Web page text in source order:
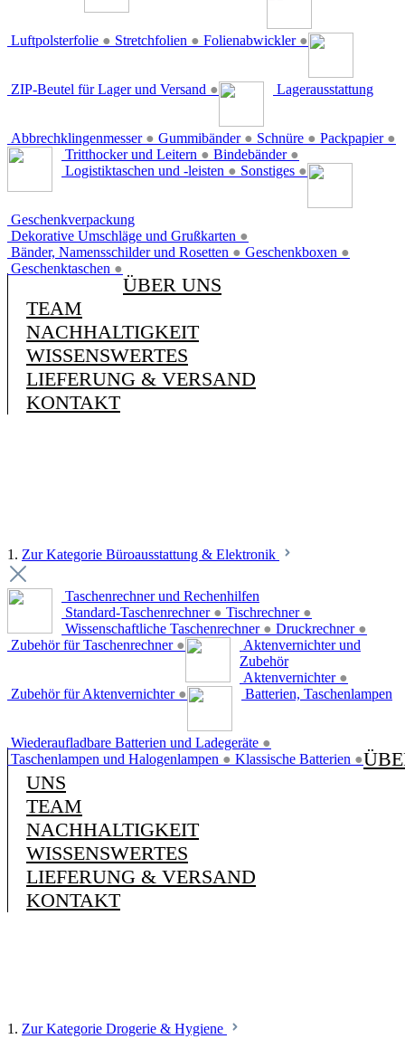
Luftpolsterfolie ● Stretchfolien ● Folienabwickler ●
ZIP-Beutel für Lager und Versand ●
Abbrechklingenmesser ● Gummibänder ● Schnüre ● Packpapier ●
Lagerausstattung
Tritthocker und Leitern ● Bindebänder ●
Logistiktaschen und -leisten ● Sonstiges ●
Geschenkverpackung
Dekorative Umschläge und Grußkarten ●
Bänder, Namensschilder und Rosetten ● Geschenkboxen ●
Geschenktaschen ●
ÜBER UNS
TEAM
NACHHALTIGKEIT
WISSENSWERTES
LIEFERUNG & VERSAND
KONTAKT
1. Zur Kategorie Büroausstattung & Elektronik
Taschenrechner und Rechenhilfen
Standard-Taschenrechner ● Tischrechner ●
Wissenschaftliche Taschenrechner ● Druckrechner ●
Zubehör für Taschenrechner ●
Aktenvernichter und
Zubehör
Aktenvernichter ●
Zubehör für Aktenvernichter ● Batterien, Taschenlampen
Wiederaufladbare Batterien und Ladegeräte ●
Taschenlampen und Halogenlampen ● Klassische Batterien ●
UNS
TEAM
NACHHALTIGKEIT
WISSENSWERTES
LIEFERUNG & VERSAND
KONTAKT
1. Zur Kategorie Drogerie & Hygiene